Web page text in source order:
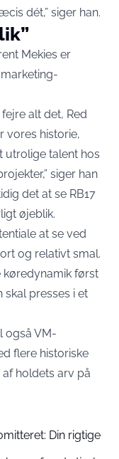
dét,” siger han.
Mekies er
alt det, Red
vores historie,
utrolige talent hos
siger han
det at se RB17
øjeblik.
at se ved
og relativt smal.
køredynamik først
skal presses i et
også VM-
flere historiske
holdets arv på
Din rigtige